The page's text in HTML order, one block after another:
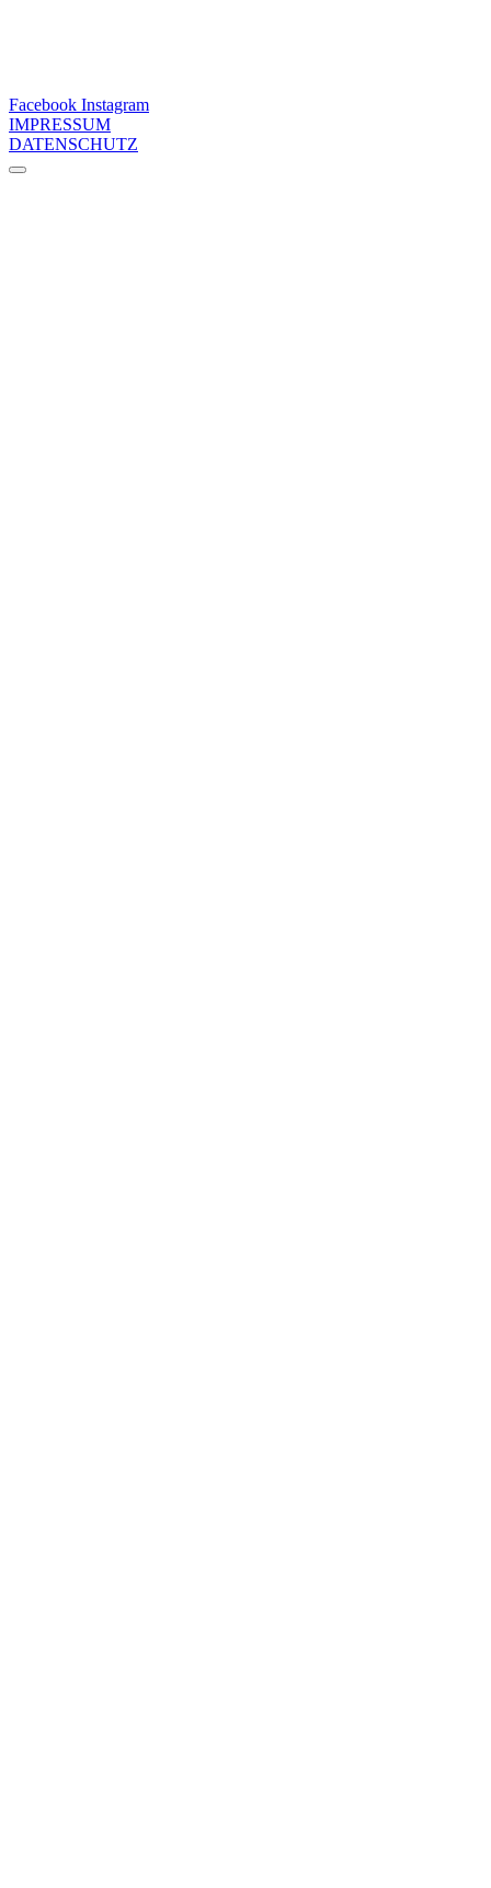
Facebook Instagram
IMPRESSUM
DATENSCHUTZ